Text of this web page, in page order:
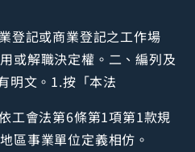
登記或商業登記之工作場
或解職決定權。二、編列及
明文。1.按「本法
工會法第6條第1項第1款規
區事業單位定義相仿。